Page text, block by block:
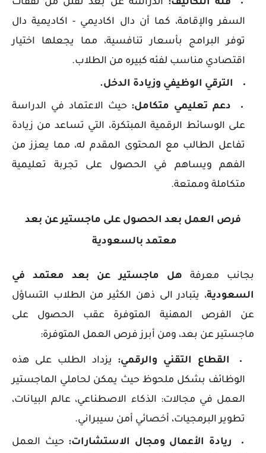
قلة التكاليف: الدراسة عن بعد تقلل من نفقات
السفر والإقامة، كما أن دال اكاديمي - اكاديمية دال
توفر البرامج بأسعار تنافسية، مما يجعلها اختيار
اقتصادي مناسب لفئه كبيره من الطلاب.
الترقي الوظيفي وزيادة الدخل.
دعم تعليمي متكامل: حيث الاعتماد في الدراسة
على الوسائط الرقمية المبتكرة، التي تساعد من زيادة
تفاعل الطالب مع المحتوى المقدم له، مما يعزز من
الفهم ويساهم في الحصول على تجربة تعليمية
متكاملة وممتعة.
فرص العمل بعد الحصول على ماجستير عن بعد
معتمد بالسعودية
بجانب معرفة هل ماجستير عن بعد معتمد في
السعودية، يتبادر الى ذهن الكثير من الطلاب التساؤل
عن الفرص المهنية المتوفرة عقب الحصول على
ماجستير عن بعد، ومن أبرز فرص العمل المتوفرة:
القطاع التقني والرقمي: يزداد الطلب على هذه
الوظائف بشكل ملحوظ حيث يمكن لحاملي الماجستير
العمل في مجالات: الذكاء الاصطناعي، عالم البيانات،
تطوير البرمجيات، أخصائي أمن سيبراني.
ريادة الأعمال ومجال الاستشارات: حيث العمل